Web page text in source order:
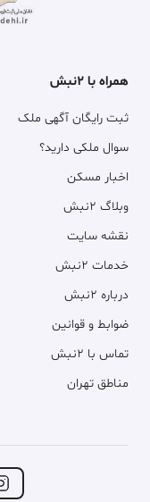
همراه با ۲نبش
ثبت رایگان آگهی ملک
سوال ملکی دارید؟
اخبار مسکن
وبلاگ ۲نبش
نقشه سایت
خدمات ۲نبش
درباره ۲نبش
ضوابط و قوانین
تماس با ۲نبش
مناطق تهران